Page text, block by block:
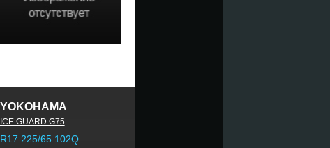
YOKOHAMA
ICE GUARD G75
R17 225/65 102Q